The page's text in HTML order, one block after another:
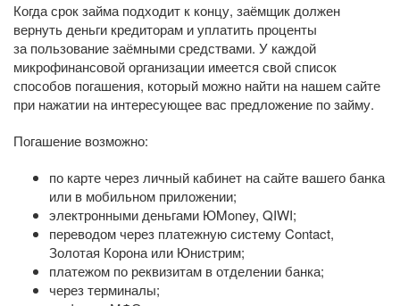
Когда срок займа подходит к концу, заёмщик должен
вернуть деньги кредиторам и уплатить проценты
за пользование заёмными средствами. У каждой
микрофинансовой организации имеется свой список
способов погашения, который можно найти на нашем сайте
при нажатии на интересующее вас предложение по займу.
Погашение возможно:
по карте через личный кабинет на сайте вашего банка
или в мобильном приложении;
электронными деньгами ЮMoney, QIWI;
переводом через платежную систему Contact,
Золотая Корона или Юнистрим;
платежом по реквизитам в отделении банка;
через терминалы;